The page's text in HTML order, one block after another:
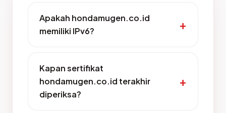
Apakah hondamugen.co.id
memiliki IPv6?
Kapan sertifikat
hondamugen.co.id terakhir
diperiksa?